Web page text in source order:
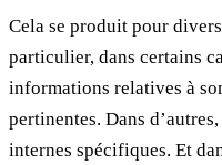
Cela se produit pour
particulier, dans certains
informations relatives à
pertinentes. Dans
internes spécifiques. Et